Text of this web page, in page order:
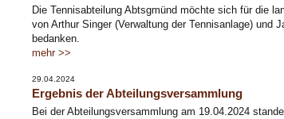
Die Tennisabteilung Abtsgmünd möchte sich für die
von Arthur Singer (Verwaltung der Tennisanlage) und
bedanken.
mehr >>
29.04.2024
Ergebnis der Abteilungsversammlung
Bei der Abteilungsversammlung am 19.04.2024